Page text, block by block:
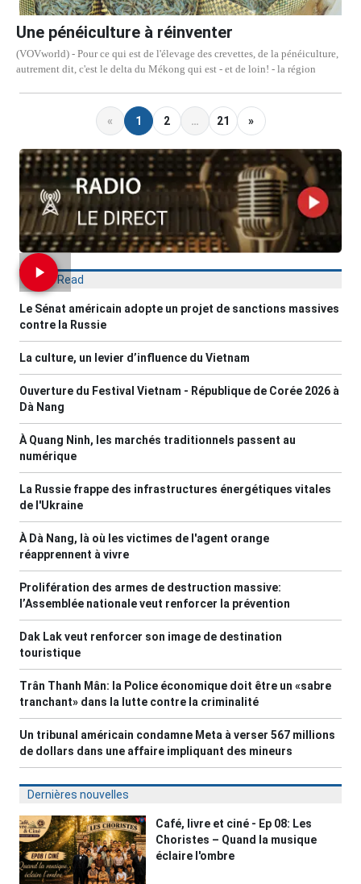
Une pénéiculture à réinventer
(VOVworld) - Pour ce qui est de l'élevage des crevettes, de la pénéiculture,
autrement dit, c'est le delta du Mékong qui est - et de loin! - la région
« 1 2 … 21 »
Most Read
Le Sénat américain adopte un projet de sanctions massives
contre la Russie
La culture, un levier d’influence du Vietnam
Ouverture du Festival Vietnam - République de Corée 2026 à
Dà Nang
À Quang Ninh, les marchés traditionnels passent au
numérique
La Russie frappe des infrastructures énergétiques vitales
de l'Ukraine
À Dà Nang, là où les victimes de l'agent orange
réapprennent à vivre
Prolifération des armes de destruction massive:
l’Assemblée nationale veut renforcer la prévention
Dak Lak veut renforcer son image de destination
touristique
Trân Thanh Mân: la Police économique doit être un «sabre
tranchant» dans la lutte contre la criminalité
Un tribunal américain condamne Meta à verser 567 millions
de dollars dans une affaire impliquant des mineurs
Dernières nouvelles
Café, livre et ciné - Ep 08: Les
Choristes – Quand la musique
éclaire l'ombre